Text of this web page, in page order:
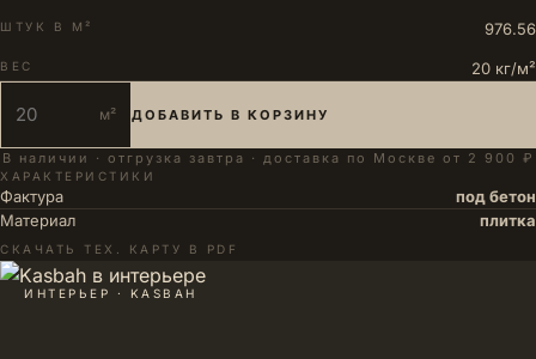
ШТУК В М² 976.56
ВЕС 20 кг/м²
м² ДОБАВИТЬ В КОРЗИНУ
В наличии · отгрузка завтра · доставка по Москве от 2 900 ₽
ХАРАКТЕРИСТИКИ
Фактура
под бетон
Материал
плитка
СКАЧАТЬ ТЕХ. КАРТУ В PDF
ИНТЕРЬЕР · KASBAH